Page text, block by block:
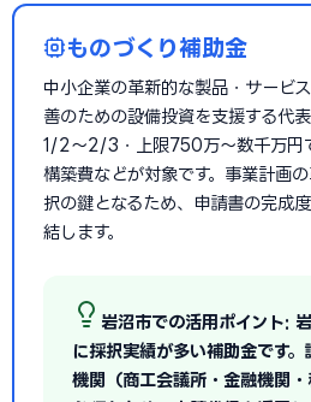
ものづくり補助金
中小企業の革新的な製品・サービ
善のための設備投資を支援する代
1/2〜2/3・上限750万〜数千万円
構築費などが対象です。事業計画
択の鍵となるため、申請書の完成
結します。
岩沼市での活用ポイント:
に採択実績が多い補助金です
機関（商工会議所・金融機関